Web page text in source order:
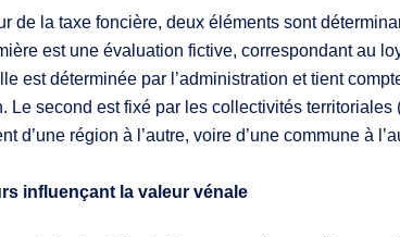
de la taxe foncière, deux éléments sont
est une évaluation fictive, correspondant au
est déterminée par l’administration et tient
Le second est fixé par les collectivités
d’une région à l’autre, voire d’une commune à
influençant la valeur vénale